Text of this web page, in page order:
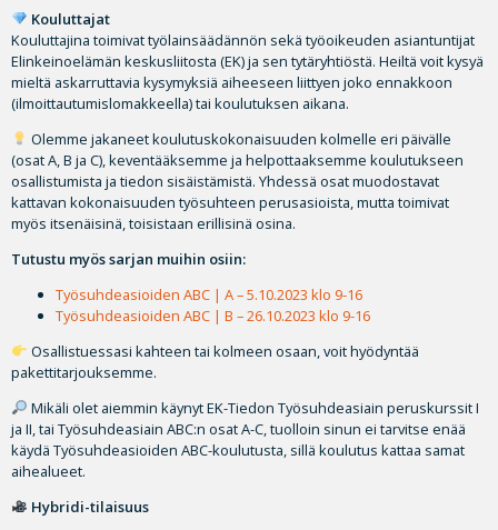
Kouluttajat
Kouluttajina toimivat työlainsäädännön sekä työoikeuden asiantuntijat
Elinkeinoelämän keskusliitosta (EK) ja sen tytäryhtiöstä. Heiltä voit kysyä
mieltä askarruttavia kysymyksiä aiheeseen liittyen joko ennakkoon
(ilmoittautumislomakkeella) tai koulutuksen aikana.
Olemme jakaneet koulutuskokonaisuuden kolmelle eri päivälle
(osat A, B ja C), keventääksemme ja helpottaaksemme koulutukseen
osallistumista ja tiedon sisäistämistä. Yhdessä osat muodostavat
kattavan kokonaisuuden työsuhteen perusasioista, mutta toimivat
myös itsenäisinä, toisistaan erillisinä osina.
Tutustu myös sarjan muihin osiin:
Työsuhdeasioiden ABC | A – 5.10.2023 klo 9-16
Työsuhdeasioiden ABC | B – 26.10.2023 klo 9-16
Osallistuessasi kahteen tai kolmeen osaan, voit hyödyntää
pakettitarjouksemme.
Mikäli olet aiemmin käynyt EK-Tiedon Työsuhdeasiain peruskurssit I
ja II, tai Työsuhdeasiain ABC:n osat A-C, tuolloin sinun ei tarvitse enää
käydä Työsuhdeasioiden ABC-koulutusta, sillä koulutus kattaa samat
aihealueet.
Hybridi-tilaisuus